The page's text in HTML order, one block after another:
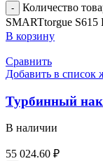
Количество
SMARTtorgue S615
В корзину
Сравнить
Добавить в список
Турбинный
В наличии
55 024.60 ₽